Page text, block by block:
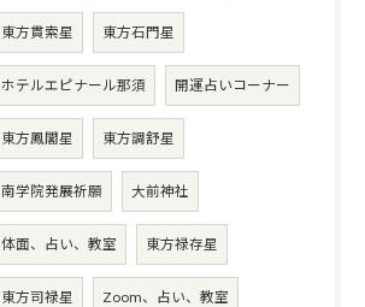
東方貫索星 東方石門星
ホテルエピナール那須 開運占いコーナー
東方鳳閣星 東方調舒星
南学院発展祈願 大前神社
体面、占い、教室 東方禄存星
東方司禄星 Zoom、占い、教室